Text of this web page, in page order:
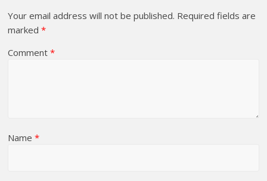
Your email address will not be published. Required fields are
marked*
Comment*
Name*